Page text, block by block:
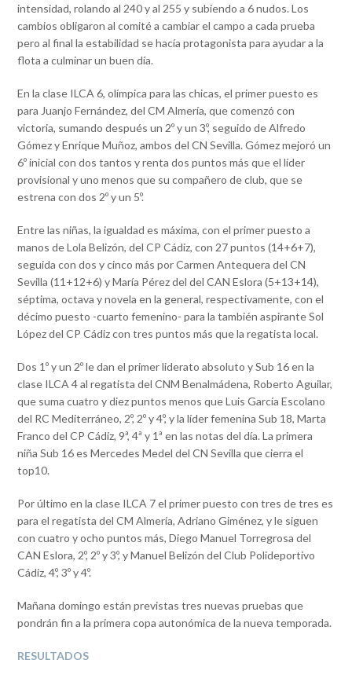
intensidad, rolando al 240 y al 255 y subiendo a 6 nudos. Los
cambios obligaron al comité a cambiar el campo a cada prueba
pero al final la estabilidad se hacía protagonista para ayudar a la
flota a culminar un buen día.
En la clase ILCA 6, olímpica para las chicas, el primer puesto es
para Juanjo Fernández, del CM Almería, que comenzó con
victoria, sumando después un 2º y un 3º, seguido de Alfredo
Gómez y Enrique Muñoz, ambos del CN Sevilla. Gómez mejoró un
6º inicial con dos tantos y renta dos puntos más que el líder
provisional y uno menos que su compañero de club, que se
estrena con dos 2º y un 5º.
Entre las niñas, la igualdad es máxima, con el primer puesto a
manos de Lola Belizón, del CP Cádiz, con 27 puntos (14+6+7),
seguida con dos y cinco más por Carmen Antequera del CN
Sevilla (11+12+6) y María Pérez del del CAN Eslora (5+13+14),
séptima, octava y novela en la general, respectivamente, con el
décimo puesto -cuarto femenino- para la también aspirante Sol
López del CP Cádiz con tres puntos más que la regatista local.
Dos 1º y un 2º le dan el primer liderato absoluto y Sub 16 en la
clase ILCA 4 al regatista del CNM Benalmádena, Roberto Aguilar,
que suma cuatro y diez puntos menos que Luis García Escolano
del RC Mediterráneo, 2º, 2º y 4º, y la líder femenina Sub 18, Marta
Franco del CP Cádiz, 9ª, 4ª y 1ª en las notas del día. La primera
niña Sub 16 es Mercedes Medel del CN Sevilla que cierra el
top10.
Por último en la clase ILCA 7 el primer puesto con tres de tres es
para el regatista del CM Almería, Adriano Giménez, y le siguen
con cuatro y ocho puntos más, Diego Manuel Torregrosa del
CAN Eslora, 2º, 2º y 3º, y Manuel Belizón del Club Polideportivo
Cádiz, 4º, 3º y 4º.
Mañana domingo están previstas tres nuevas pruebas que
pondrán fin a la primera copa autonómica de la nueva temporada.
RESULTADOS